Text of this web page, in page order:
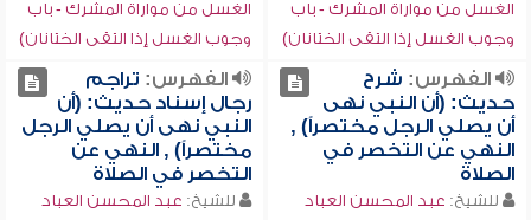
الغسل من مواراة المشرك - باب
وجوب الغسل إذا التقى الختانان)
الغسل من مواراة المشرك - باب
وجوب الغسل إذا التقى الختانان)
الفهرس: شرح
حديث: (أن النبي نهى
أن يصلي الرجل مختصراً) ,
النهي عن التخصر في
الصلاة
للشيخ: عبد المحسن العباد
الفهرس: تراجم
رجال إسناد حديث: (أن
النبي نهى أن يصلي الرجل
مختصراً) , النهي عن
التخصر في الصلاة
للشيخ: عبد المحسن العباد